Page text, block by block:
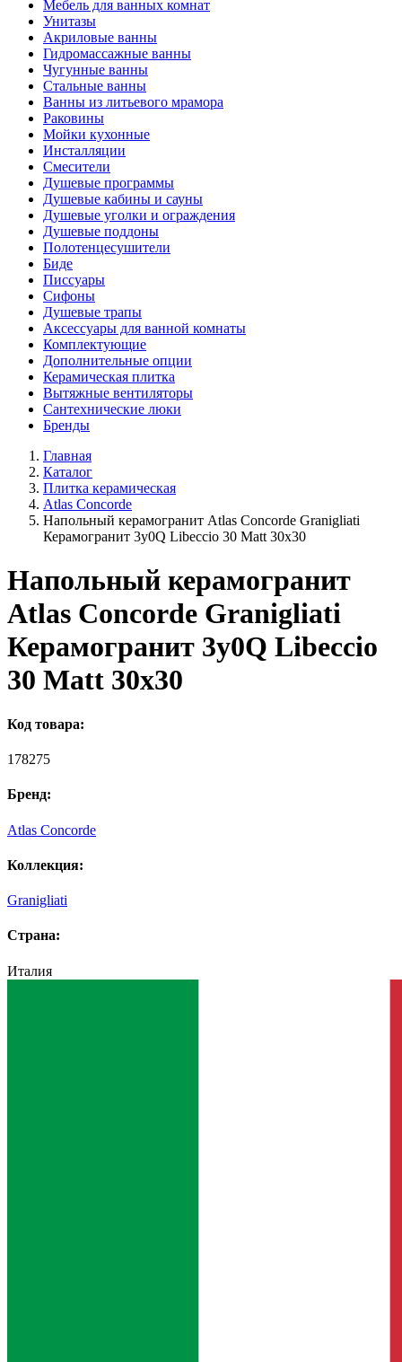
Мебель для ванных комнат
Унитазы
Акриловые ванны
Гидромассажные ванны
Чугунные ванны
Стальные ванны
Ванны из литьевого мрамора
Раковины
Мойки кухонные
Инсталляции
Смесители
Душевые программы
Душевые кабины и сауны
Душевые уголки и ограждения
Душевые поддоны
Полотенцесушители
Биде
Писсуары
Сифоны
Душевые трапы
Аксессуары для ванной комнаты
Комплектующие
Дополнительные опции
Керамическая плитка
Вытяжные вентиляторы
Сантехнические люки
Бренды
Главная
Каталог
Плитка керамическая
Atlas Concorde
Напольный керамогранит Atlas Concorde Granigliati
Керамогранит 3y0Q Libeccio 30 Matt 30x30
Напольный керамогранит
Atlas Concorde Granigliati
Керамогранит 3y0Q Libeccio
30 Matt 30x30
Код товара:
178275
Бренд:
Atlas Concorde
Коллекция:
Granigliati
Страна:
Италия